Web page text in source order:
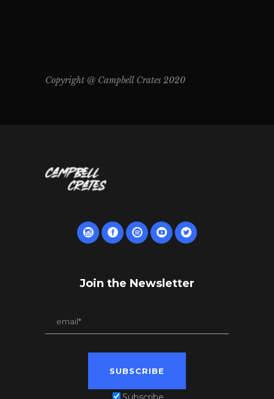
Copyright @ Campbell Crates 2020
Join the Newsletter